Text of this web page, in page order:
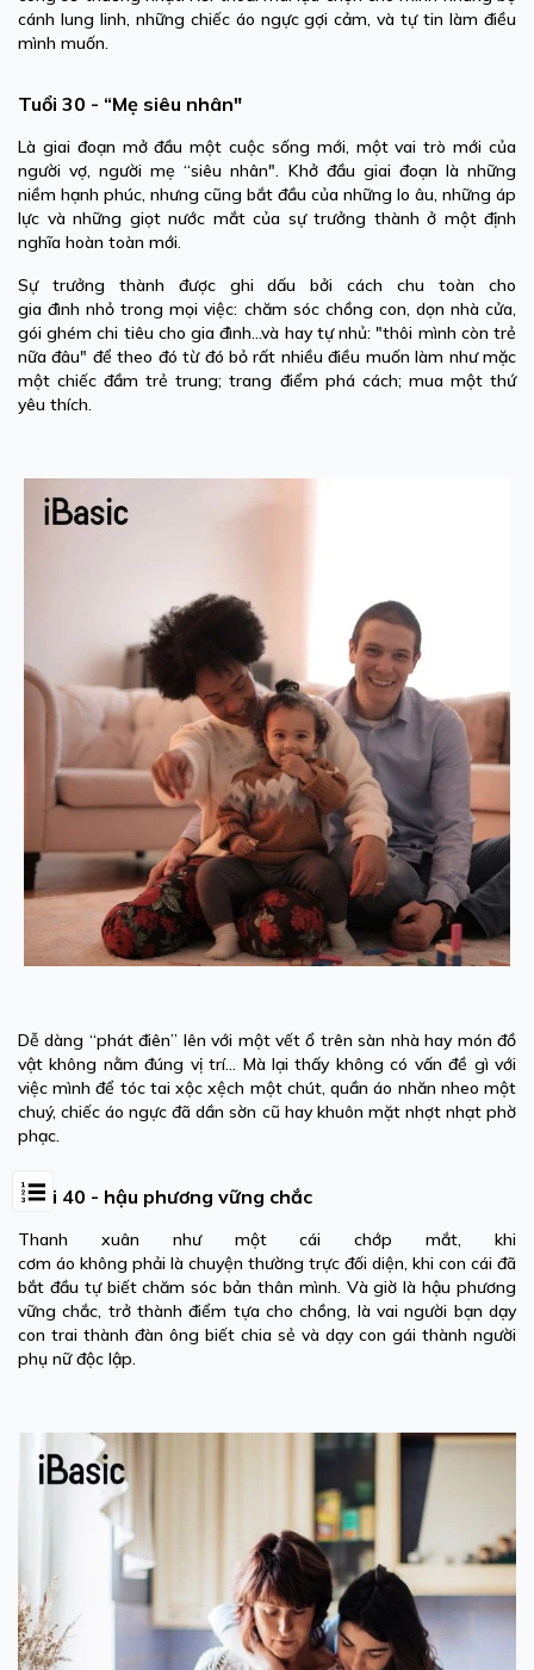
cánh lung linh, những chiếc áo ngực gợi cảm, và tự tin làm điều
mình muốn.
Tuổi 30 - “Mẹ siêu nhân"
Là giai đoạn mở đầu một cuộc sống mới, một vai trò mới của
người vợ, người mẹ “siêu nhân". Khở đầu giai đoạn là những
niềm hạnh phúc, nhưng cũng bắt đầu của những lo âu, những áp
lực và những giọt nước mắt của sự trưởng thành ở một định
nghĩa hoàn toàn mới.
Sự trưởng thành được ghi dấu bởi cách chu toàn cho
gia đình nhỏ trong mọi việc: chăm sóc chồng con, dọn nhà cửa,
gói ghém chi tiêu cho gia đình...và hay tự nhủ: "thôi mình còn trẻ
nữa đâu" để theo đó từ đó bỏ rất nhiều điều muốn làm như mặc
một chiếc đầm trẻ trung; trang điểm phá cách; mua một thứ
yêu thích.
Dễ dàng “phát điên” lên với một vết ổ trên sàn nhà hay món đồ
vật không nằm đúng vị trí... Mà lại thấy không có vấn đề gì với
việc mình để tóc tai xộc xệch một chút, quần áo nhăn nheo một
chuý, chiếc áo ngực đã dần sờn cũ hay khuôn mặt nhợt nhạt phờ
phạc.
Tuổi 40 - hậu phương vững chắc
Thanh xuân như một cái chớp mắt, khi
cơm áo không phải là chuyện thường trực đối diện, khi con cái đã
bắt đầu tự biết chăm sóc bản thân mình. Và giờ là hậu phương
vững chắc, trở thành điểm tựa cho chồng, là vai người bạn dạy
con trai thành đàn ông biết chia sẻ và dạy con gái thành người
phụ nữ độc lập.